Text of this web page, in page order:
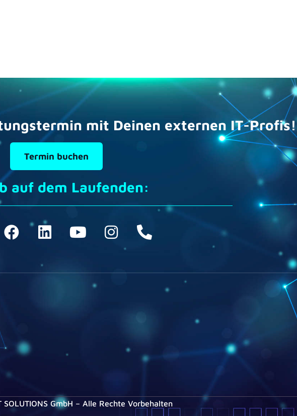
mit Deinen externen IT-Profis!
Termin buchen
auf dem Laufenden:
GmbH – Alle Rechte Vorbehalten